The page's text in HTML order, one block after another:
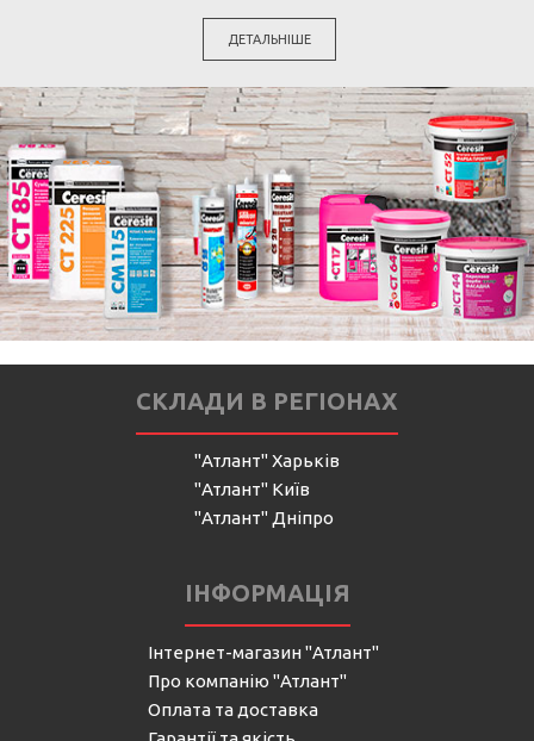
ДЕТАЛЬНІШЕ
СКЛАДИ В РЕГІОНАХ
"Атлант" Харьків
"Атлант" Київ
"Атлант" Дніпро
ІНФОРМАЦІЯ
Інтернет-магазин "Атлант"
Про компанію "Атлант"
Оплата та доставка